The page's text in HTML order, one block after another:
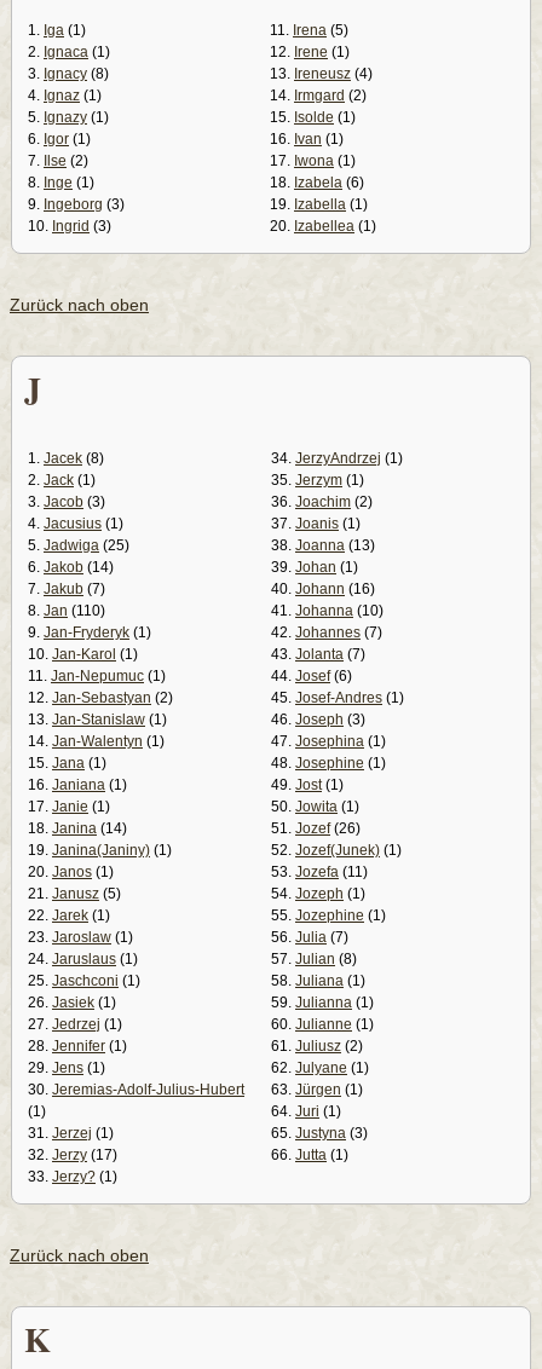
1. Iga (1)
2. Ignaca (1)
3. Ignacy (8)
4. Ignaz (1)
5. Ignazy (1)
6. Igor (1)
7. Ilse (2)
8. Inge (1)
9. Ingeborg (3)
10. Ingrid (3)
11. Irena (5)
12. Irene (1)
13. Ireneusz (4)
14. Irmgard (2)
15. Isolde (1)
16. Ivan (1)
17. Iwona (1)
18. Izabela (6)
19. Izabella (1)
20. Izabellea (1)
Zurück nach oben
J
1. Jacek (8)
2. Jack (1)
3. Jacob (3)
4. Jacusius (1)
5. Jadwiga (25)
6. Jakob (14)
7. Jakub (7)
8. Jan (110)
9. Jan-Fryderyk (1)
10. Jan-Karol (1)
11. Jan-Nepumuc (1)
12. Jan-Sebastyan (2)
13. Jan-Stanislaw (1)
14. Jan-Walentyn (1)
15. Jana (1)
16. Janiana (1)
17. Janie (1)
18. Janina (14)
19. Janina(Janiny) (1)
20. Janos (1)
21. Janusz (5)
22. Jarek (1)
23. Jaroslaw (1)
24. Jaruslaus (1)
25. Jaschconi (1)
26. Jasiek (1)
27. Jedrzej (1)
28. Jennifer (1)
29. Jens (1)
30. Jeremias-Adolf-Julius-Hubert
(1)
31. Jerzej (1)
32. Jerzy (17)
33. Jerzy? (1)
34. JerzyAndrzej (1)
35. Jerzym (1)
36. Joachim (2)
37. Joanis (1)
38. Joanna (13)
39. Johan (1)
40. Johann (16)
41. Johanna (10)
42. Johannes (7)
43. Jolanta (7)
44. Josef(6)
45. Josef-Andres (1)
46. Joseph (3)
47. Josephina (1)
48. Josephine (1)
49. Jost(1)
50. Jowita (1)
51. Jozef(26)
52. Jozef(Junek) (1)
53. Jozefa (11)
54. Jozeph (1)
55. Jozephine (1)
56. Julia (7)
57. Julian (8)
58. Juliana (1)
59. Julianna (1)
60. Julianne (1)
61. Juliusz (2)
62. Julyane (1)
63. Jürgen (1)
64. Juri (1)
65. Justyna (3)
66. Jutta (1)
Zurück nach oben
K